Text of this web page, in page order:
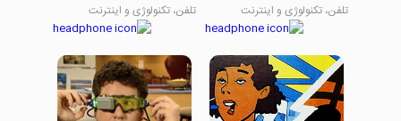
تلفن، تکنولوژی و اینترنت تلفن، تکنولوژی و اینترنت